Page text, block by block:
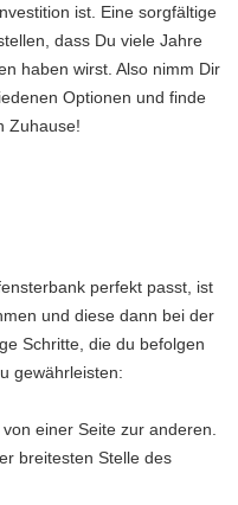
ist. Eine sorgfältige
dass Du viele Jahre
haben wirst. Also nimm Dir
Optionen und finde
Zuhause!
perfekt passt, ist
und diese dann bei der
Schritte, die du befolgen
gewährleisten:
einer Seite zur anderen.
breitesten Stelle des